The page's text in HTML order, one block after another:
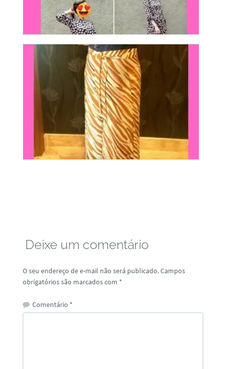
Deixe um comentário
O seu endereço de e-mail não será publicado.Campos
obrigatórios são marcados com *
Comentário *